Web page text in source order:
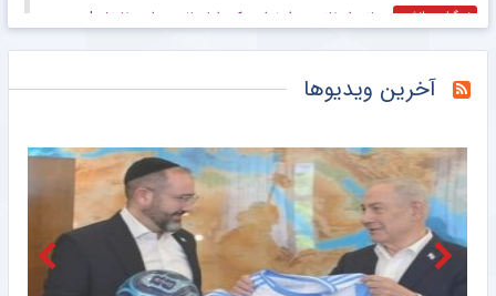
خبرگزاری دانشجو جیانی اینفانتینو عذرخواهی کرد اما حاضر به استعفا نشد!
ادعای سرپرست استقلال: در آن دربی معروف از ما خواستند جلوی پرسپولیس آرام‌تر بازی کنیم!
خبرورزشی اگر رضاییان را نگه می‌داشتیم، رختکن استقلال به هم می‌ریخت/ شاید پرسپولیس می‌خواهد یک سلطانی‌فر جدید بسازد!
خبرورزشی ویدیو| خلاصه بازی میلان ۱ – اینتر ۱/ دربی در پرث!
خبرگزاری تابناک ادامه تبعات حذف کره از جام جهانی
آخرین ویدیوها